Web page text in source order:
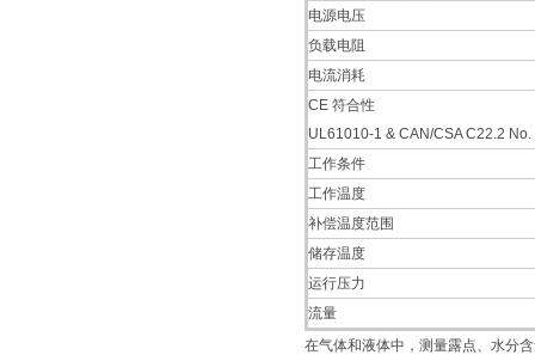
电源电压
负载电阻
电流消耗
CE 符合性
UL61010-1 & CAN/CSA C22.2
工作条件
工作温度
补偿温度范围
储存温度
运行压力
流量
在气体和液体中，测量露点、水分